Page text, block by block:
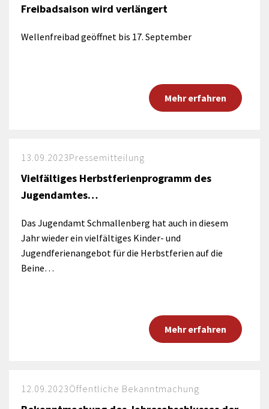
Freibadsaison wird verlängert
Wellenfreibad geöffnet bis 17. September
Mehr erfahren
13.09.2023Pressemitteilung
Vielfältiges Herbstferienprogramm des
Jugendamtes…
Das Jugendamt Schmallenberg hat auch in diesem
Jahr wieder ein vielfältiges Kinder- und
Jugendferienangebot für die Herbstferien auf die
Beine…
Mehr erfahren
12.09.2023Öffentliche Bekanntmachung